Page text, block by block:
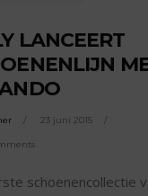
LANCEERT
23 juni 2015
schoenencollectie